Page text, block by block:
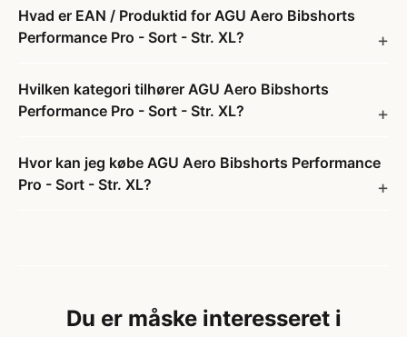
Hvad er EAN / Produktid for AGU Aero Bibshorts
Performance Pro - Sort - Str. XL?
Hvilken kategori tilhører AGU Aero Bibshorts
Performance Pro - Sort - Str. XL?
Hvor kan jeg købe AGU Aero Bibshorts Performance
Pro - Sort - Str. XL?
Du er måske interesseret i